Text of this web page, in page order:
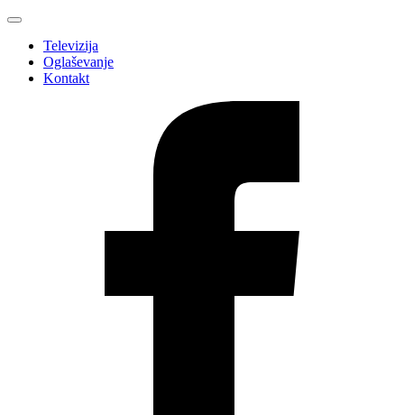
Televizija
Oglaševanje
Kontakt